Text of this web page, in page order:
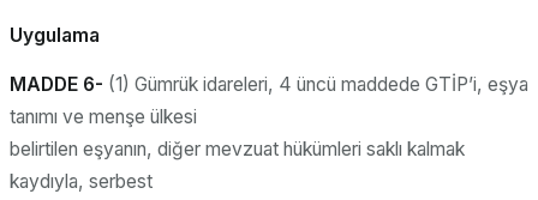
Uygulama
MADDE 6- (1) Gümrük idareleri, 4 üncü maddede GTİP’i, eşya
tanımı ve menşe ülkesi
belirtilen eşyanın, diğer mevzuat hükümleri saklı kalmak
kaydıyla, serbest